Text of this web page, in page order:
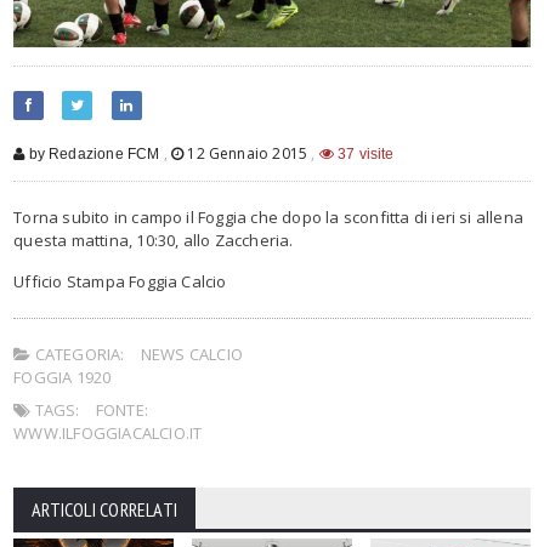
by Redazione FCM , 12 Gennaio 2015 , 37 visite
Torna subito in campo il Foggia che dopo la sconfitta di ieri si allena
questa mattina, 10:30, allo Zaccheria.
Ufficio Stampa Foggia Calcio
CATEGORIA:
NEWS CALCIO
FOGGIA 1920
TAGS:
FONTE:
WWW.ILFOGGIACALCIO.IT
ARTICOLI CORRELATI